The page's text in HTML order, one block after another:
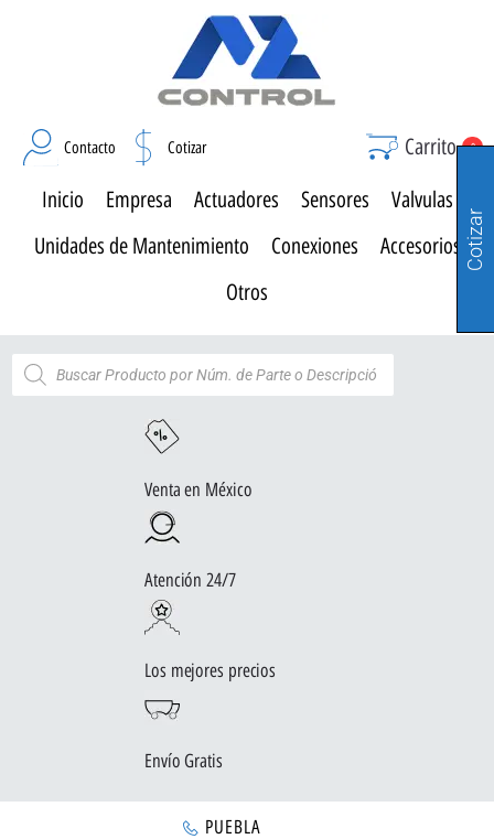
Contacto Cotizar Carrito 0
Inicio Empresa Actuadores Sensores
Valvulas
Unidades de Mantenimiento
Conexiones
Accesorios
Otros
Venta en México
Atención 24/7
Los mejores precios
Envío Gratis
PUEBLA
Cotizar